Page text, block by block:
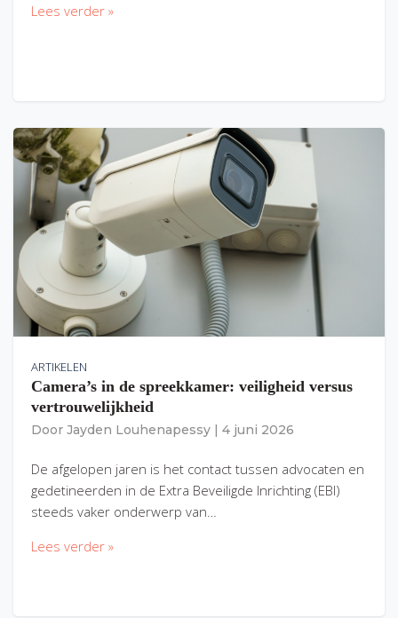
Lees verder »
ARTIKELEN
Camera’s in de spreekkamer: veiligheid versus
vertrouwelijkheid
Door Jayden Louhenapessy 4 juni 2026
De afgelopen jaren is het contact tussen advocaten en
gedetineerden in de Extra Beveiligde Inrichting (EBI)
steeds vaker onderwerp van…
Lees verder »